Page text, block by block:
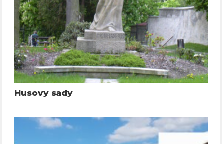
Husovy sady